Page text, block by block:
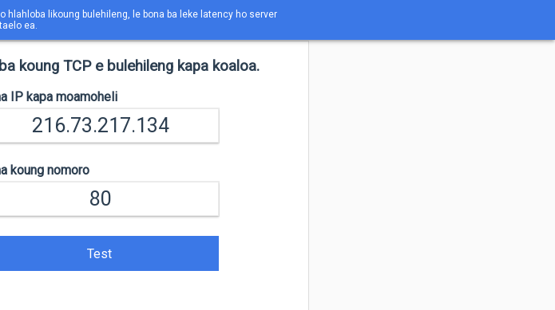
hlahloba likoung bulehileng, le bona ba leke latency ho server
ea.
koung TCP e bulehileng kapa koaloa.
IP kapa moamoheli
koung nomoro
Test